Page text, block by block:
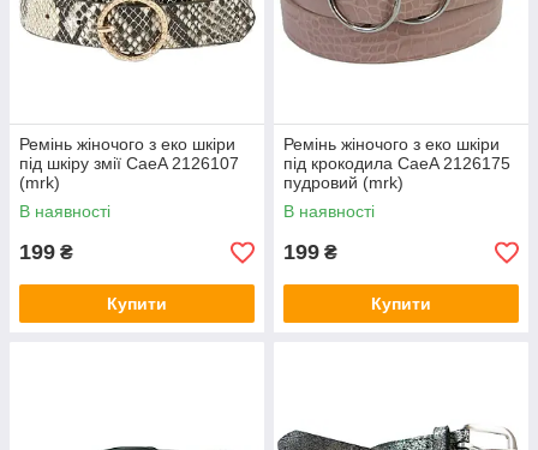
Ремінь жіночого з еко шкіри
під шкіру змії CaeA 2126107
(mrk)
В наявності
199 ₴
Купити
Ремінь жіночого з еко шкіри
під крокодила CaeA 2126175
пудровий (mrk)
В наявності
199 ₴
Купити